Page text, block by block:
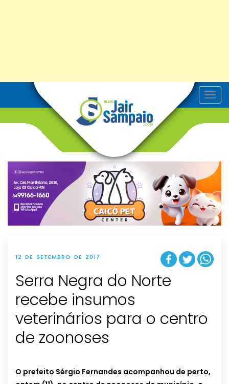
T
o
v
g
t
i
o
n
12 DE SETEMBRO DE 2017
Serra Negra do Norte
recebe insumos
veterinários para o centro
de zoonoses
O prefeito Sérgio Fernandes acompanhou de perto,